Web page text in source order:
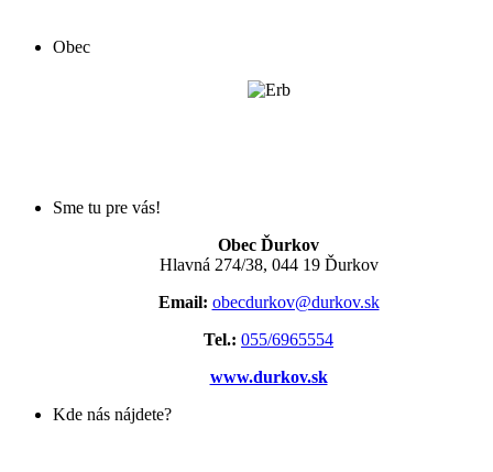
Obec
Sme tu pre vás!
Obec Ďurkov
Hlavná 274/38, 044 19 Ďurkov
Email: obecdurkov@durkov.sk
Tel.: 055/6965554
www.durkov.sk
Kde nás nájdete?